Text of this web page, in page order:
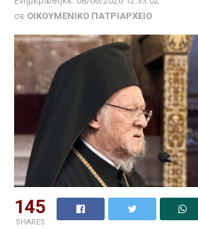
σε ΟΙΚΟΥΜΕΝΙΚΟ ΠΑΤΡΙΑΡΧΕΙΟ
145
SHARES